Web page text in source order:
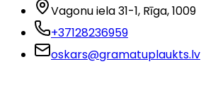
Vagonu iela 31-1, Rīga, 1009
+37128236959
oskars@gramatuplaukts.lv